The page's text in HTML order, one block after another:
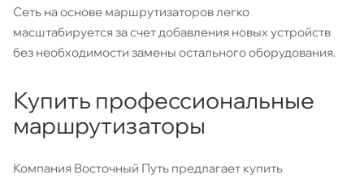
Сеть на основе маршрутизаторов легко
масштабируется за счет добавления новых устройств
без необходимости замены остального оборудования.
Купить профессиональные
маршрутизаторы
Компания Восточный Путь предлагает купить